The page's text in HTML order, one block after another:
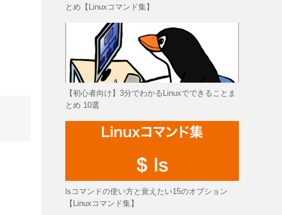
とめ【Linuxコマンド集】
【初心者向け】3分でわかるLinuxでできることま
とめ 10選
lsコマンドの使い方と覚えたい15のオプション
【Linuxコマンド集】